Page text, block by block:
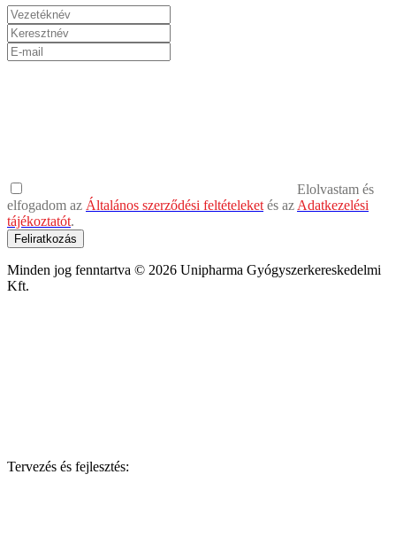
Elolvastam és
elfogadom az Általános szerződési feltételeket és az Adatkezelési
tájékoztatót.
Feliratkozás
Minden jog fenntartva © 2026 Unipharma Gyógyszerkereskedelmi
Kft.
Tervezés és fejlesztés: